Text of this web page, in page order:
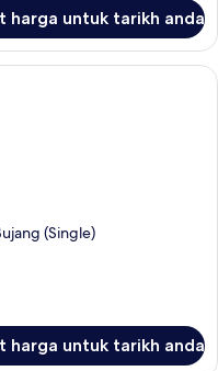
harga untuk tarikh anda
Suite | Peti besi dalam bilik,
(Single)
harga untuk tarikh anda